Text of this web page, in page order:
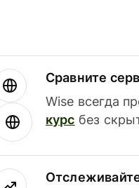
Сравните
Wise всегда
курс без